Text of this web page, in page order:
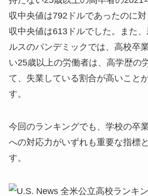
収中央値は792ドルであったのに
収中央値は613ドルでした。また
ルスのパンデミックでは、高校卒
い25歳以上の労働者は、高学歴の
て、失業している割合が高いこと
す。
今回のランキングでも、学校の卒
への対応力がいずれも重要な指標
す。